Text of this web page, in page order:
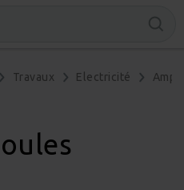
Travaux Electricité